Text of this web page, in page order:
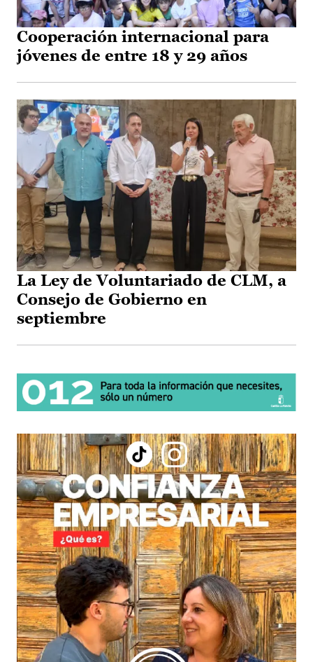
Cooperación internacional para
jóvenes de entre 18 y 29 años
La Ley de Voluntariado de CLM, a
Consejo de Gobierno en
septiembre